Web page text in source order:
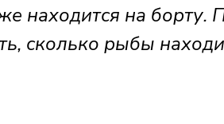
находится на борту.
сколько рыбы